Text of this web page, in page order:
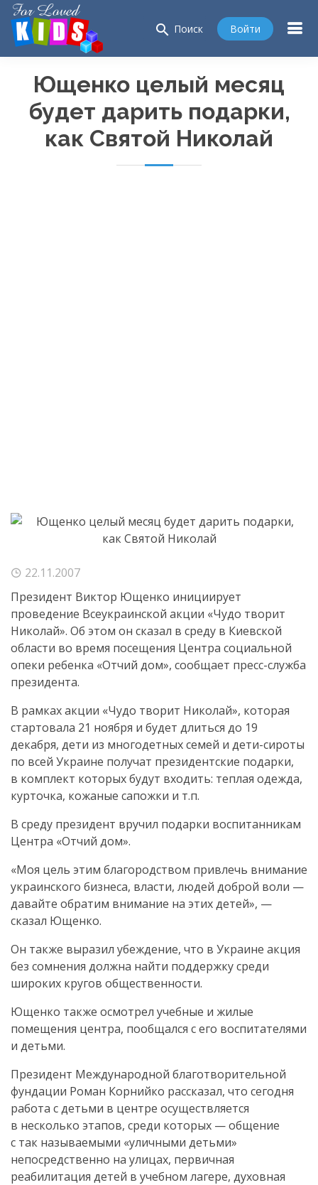
search Поиск Войти
Ющенко целый месяц
будет дарить подарки,
как Святой Николай
22.11.2007
Президент Виктор Ющенко инициирует
проведение Всеукраинской акции «Чудо творит
Николай». Об этом он сказал в среду в Киевской
области во время посещения Центра социальной
опеки ребенка «Отчий дом», сообщает пресс-служба
президента.
В рамках акции «Чудо творит Николай», которая
стартовала 21 ноября и будет длиться до 19
декабря, дети из многодетных семей и дети-сироты
по всей Украине получат президентские подарки,
в комплект которых будут входить: теплая одежда,
курточка, кожаные сапожки и т.п.
В среду президент вручил подарки воспитанникам
Центра «Отчий дом».
«Моя цель этим благородством привлечь внимание
украинского бизнеса, власти, людей доброй воли —
давайте обратим внимание на этих детей», —
сказал Ющенко.
Он также выразил убеждение, что в Украине акция
без сомнения должна найти поддержку среди
широких кругов общественности.
Ющенко также осмотрел учебные и жилые
помещения центра, пообщался с его воспитателями
и детьми.
Президент Международной благотворительной
фундации Роман Корнийко рассказал, что сегодня
работа с детьми в центре осуществляется
в несколько этапов, среди которых — общение
с так называемыми «уличными детьми»
непосредственно на улицах, первичная
реабилитация детей в учебном лагере, духовная